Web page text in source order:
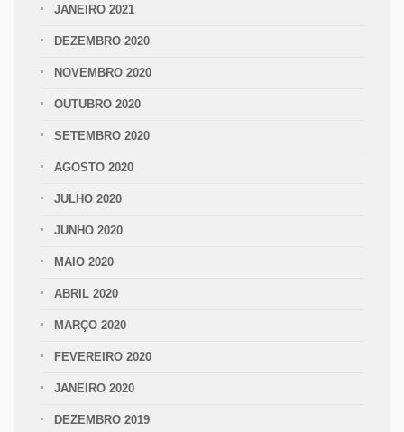
JANEIRO 2021
DEZEMBRO 2020
NOVEMBRO 2020
OUTUBRO 2020
SETEMBRO 2020
AGOSTO 2020
JULHO 2020
JUNHO 2020
MAIO 2020
ABRIL 2020
MARÇO 2020
FEVEREIRO 2020
JANEIRO 2020
DEZEMBRO 2019